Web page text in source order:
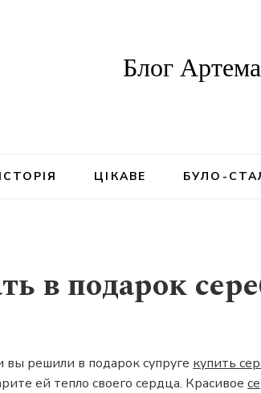
Блог
ІСТОРІЯ ЦІКАВЕ БУЛО-
в подарок
вы решили в подарок супруге купить
ей тепло своего сердца. Красивое